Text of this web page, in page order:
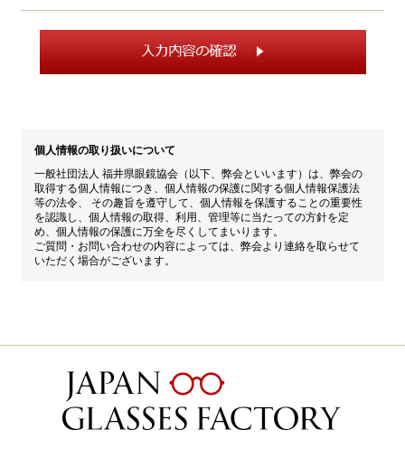
個人情報の取り扱いについて
一般社団法人 福井県眼鏡協会（以下、弊会といいます）は、弊会の
取得する個人情報につき、個人情報の保護に関する個人情報保護法
等の法令、 その趣旨を遵守して、個人情報を保護することの重要性
を認識し、個人情報の取得、利用、管理等に当たっての方針を定
め、個人情報の保護に万全を尽くしてまいります。
ご質問・お問い合わせの内容によっては、弊会より連絡を取らせて
いただく場合がございます。